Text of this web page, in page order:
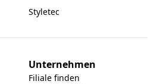
Styletec
Unternehmen
Filiale finden